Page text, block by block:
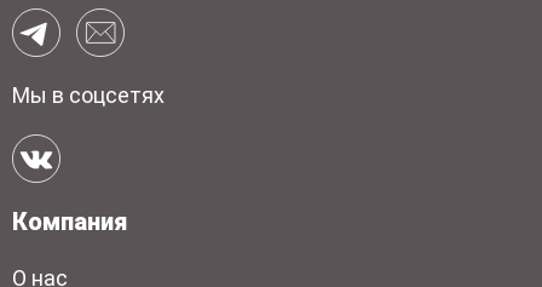
Мы в соцсетях
Компания
О нас